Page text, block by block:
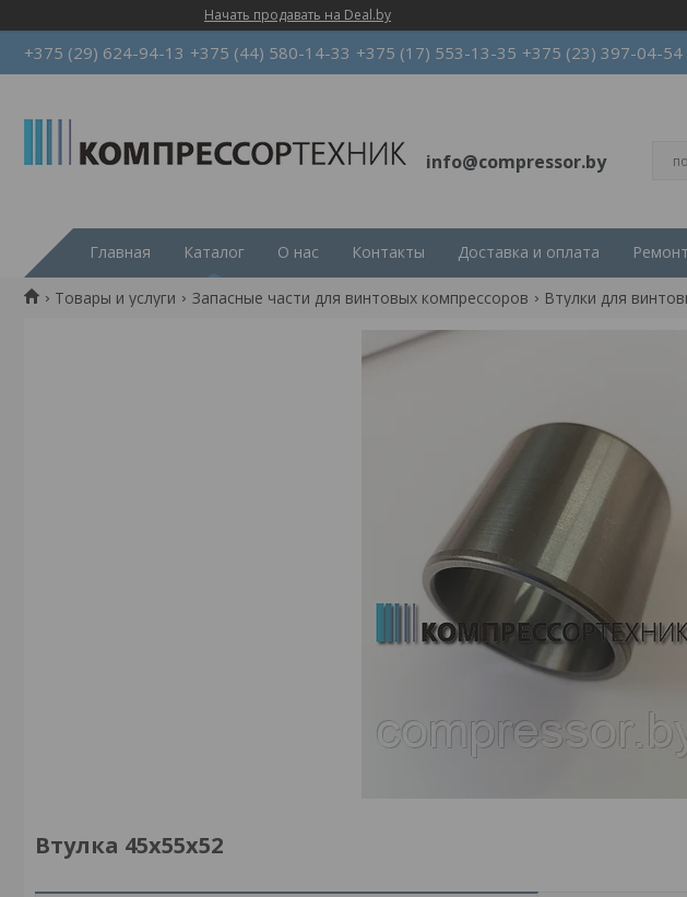
Начать продавать на Deal.by
+375 (29) 624-94-13 +375 (44) 580-14-33 +375 (17) 553-13-35 +375 (23) 397-04-54
info@compressor.by
Главная Каталог О нас Контакты Доставка и оплата
Товары и услуги Запасные части для винтовых компрессоров Втулки для
Втулка 45x55x52